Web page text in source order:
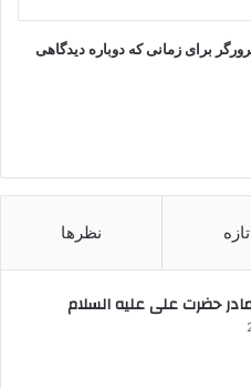
برای زمانی که دوباره دیدگاهی
تازه نظرها
مادر حضرت علی علیه السلام